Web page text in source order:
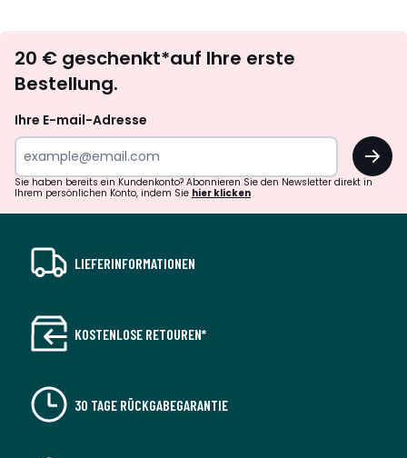
abonnieren
20 € geschenkt*auf Ihre erste
Bestellung.
Ihre E-mail-Adresse
OK
Sie haben bereits ein Kundenkonto? Abonnieren Sie den Newsletter direkt in
Ihrem persönlichen Konto, indem Sie hier klicken
LIEFERINFORMATIONEN
KOSTENLOSE RETOUREN*
30 TAGE RÜCKGABEGARANTIE